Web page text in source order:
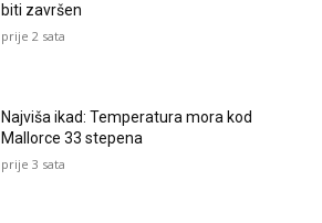
biti završen
prije 2 sata
Najviša ikad: Temperatura mora kod
Mallorce 33 stepena
prije 3 sata